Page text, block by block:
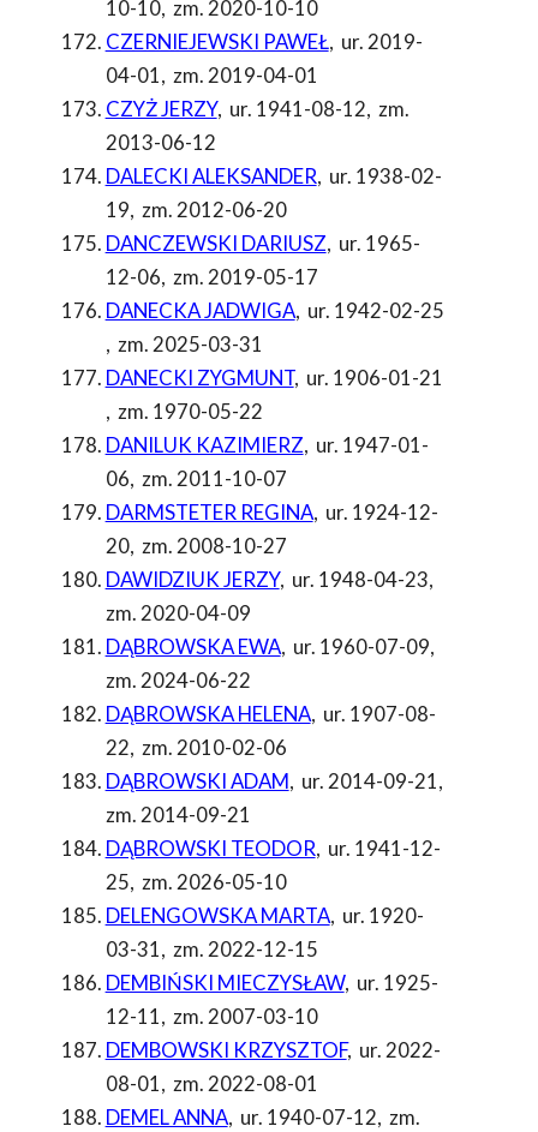
10-10, zm. 2020-10-10
CZERNIEJEWSKI PAWEŁ, ur. 2019-
04-01, zm. 2019-04-01
CZYŻ JERZY, ur. 1941-08-12, zm.
2013-06-12
DALECKI ALEKSANDER, ur. 1938-02-
19, zm. 2012-06-20
DANCZEWSKI DARIUSZ, ur. 1965-
12-06, zm. 2019-05-17
DANECKA JADWIGA, ur. 1942-02-25
, zm. 2025-03-31
DANECKI ZYGMUNT, ur. 1906-01-21
, zm. 1970-05-22
DANILUK KAZIMIERZ, ur. 1947-01-
06, zm. 2011-10-07
DARMSTETER REGINA, ur. 1924-12-
20, zm. 2008-10-27
DAWIDZIUK JERZY, ur. 1948-04-23,
zm. 2020-04-09
DĄBROWSKA EWA, ur. 1960-07-09,
zm. 2024-06-22
DĄBROWSKA HELENA, ur. 1907-08-
22, zm. 2010-02-06
DĄBROWSKI ADAM, ur. 2014-09-21,
zm. 2014-09-21
DĄBROWSKI TEODOR, ur. 1941-12-
25, zm. 2026-05-10
DELENGOWSKA MARTA, ur. 1920-
03-31, zm. 2022-12-15
DEMBIŃSKI MIECZYSŁAW, ur. 1925-
12-11, zm. 2007-03-10
DEMBOWSKI KRZYSZTOF, ur. 2022-
08-01, zm. 2022-08-01
DEMEL ANNA, ur. 1940-07-12, zm.